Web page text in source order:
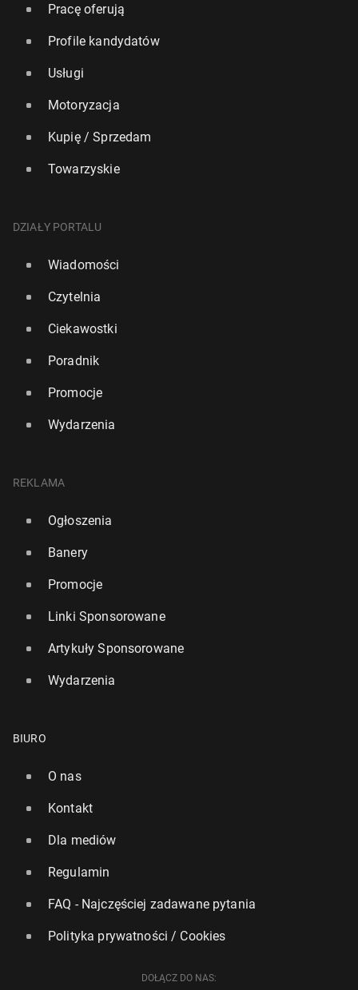
byłego pre­zy­den­ta Ukrainy
8 czerwca 2024, 15:30
Księżna Zofia jako pierw­sza z rodziny kró­lew­skiej
Szczyt Eu­ro­pej­skiej Wspól­no­ty Po­li­tycz­nej od­bę­dzie
21 marca 2024, 11:45
Pracę oferują
Profile kandydatów
Usługi
Motoryzacja
Kupię / Sprzedam
Towarzyskie
DZIAŁY PORTALU
Wiadomości
Czytelnia
Ciekawostki
Poradnik
Promocje
Wydarzenia
REKLAMA
Ogłoszenia
Banery
Promocje
Linki Sponsorowane
Artykuły Sponsorowane
Wydarzenia
BIURO
O nas
Kontakt
Dla mediów
Regulamin
FAQ - Najczęściej zadawane pytania
Polityka prywatności / Cookies
DOŁĄCZ DO NAS: